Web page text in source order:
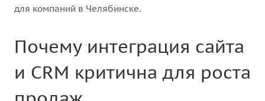
для компаний в Челябинске.
Почему интеграция сайта
и CRM критична для роста